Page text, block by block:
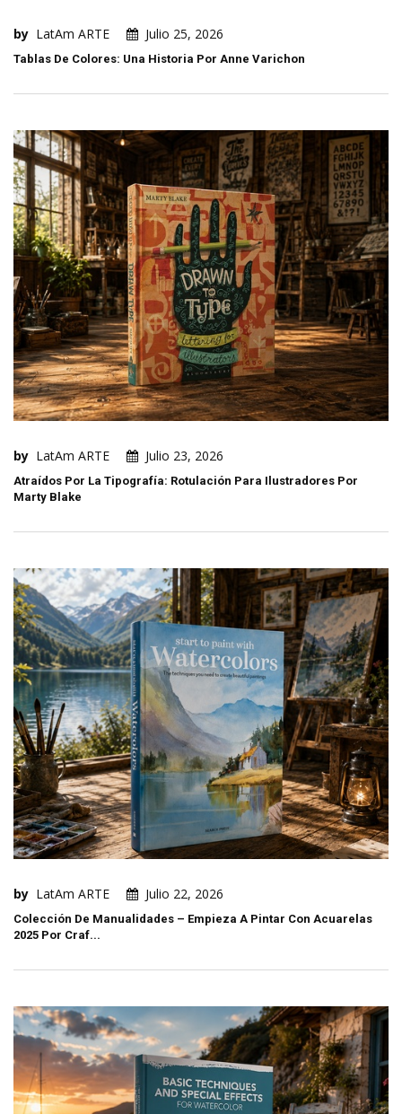
by LatAm ARTE Julio 25, 2026
Tablas De Colores: Una Historia Por Anne Varichon
by LatAm ARTE Julio 23, 2026
Atraídos Por La Tipografía: Rotulación Para Ilustradores Por
Marty Blake
by LatAm ARTE Julio 22, 2026
Colección De Manualidades – Empieza A Pintar Con Acuarelas
2025 Por Craf...